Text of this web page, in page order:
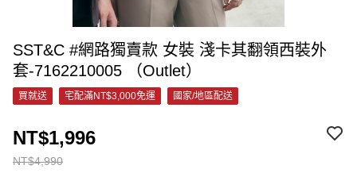
SST&C #網路獨賣款 女裝 淺卡其翻領西裝外
套-7162210005 （Outlet）
買就送 宅配滿NT$3,000免運 國家/地區配送
NT$4,990
NT$1,996